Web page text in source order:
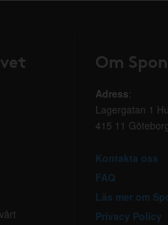
Om
Adress:
Lagergatan 1
415 11
Kontakta oss
FAQ
Läs mer om
Privacy Policy